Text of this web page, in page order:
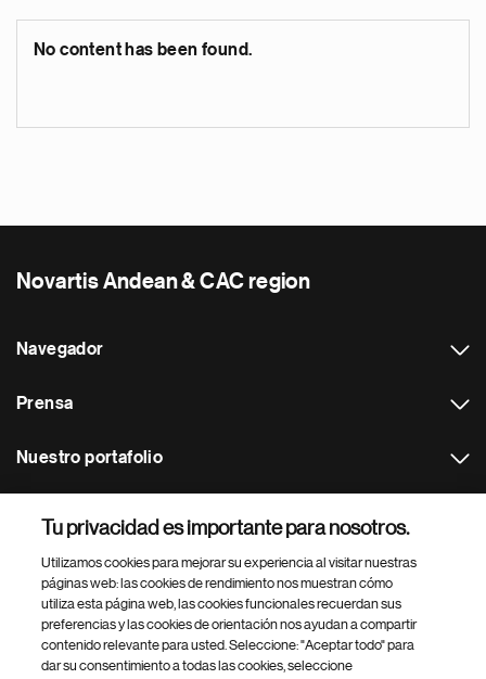
No content has been found.
Novartis Andean & CAC region
Navegador
Prensa
Nuestro portafolio
Footer Site Search
Tu privacidad es importante para nosotros.
Utilizamos cookies para mejorar su experiencia al visitar nuestras
páginas web: las cookies de rendimiento nos muestran cómo
utiliza esta página web, las cookies funcionales recuerdan sus
preferencias y las cookies de orientación nos ayudan a compartir
contenido relevante para usted. Seleccione: "Aceptar todo" para
dar su consentimiento a todas las cookies, seleccione